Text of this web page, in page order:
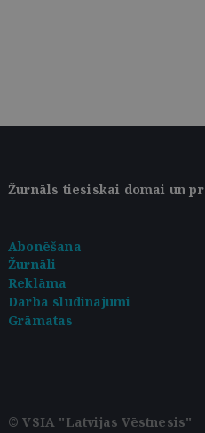
Žurnāls tiesiskai domai un
Abonēšana
Žurnāli
Reklāma
Darba sludinājumi
Grāmatas
© VSIA "Latvijas Vēstnesis"